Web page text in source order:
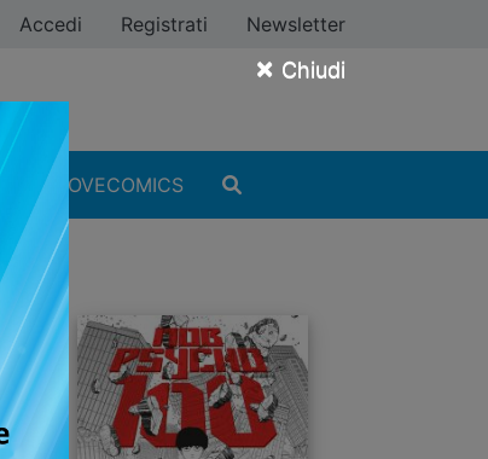
× Chiudi
Accedi Registrati Newsletter
#ILOVECOMICS